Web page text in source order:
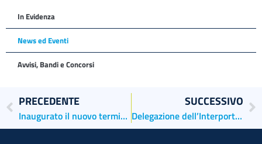
In Evidenza
News ed Eventi
Avvisi, Bandi e Concorsi
PRECEDENTE
Inaugurato il nuovo terminal crociere di Fusina
SUCCESSIVO
Delegazione dell’Interporto di Norimberga in visita all’AdSP MAS